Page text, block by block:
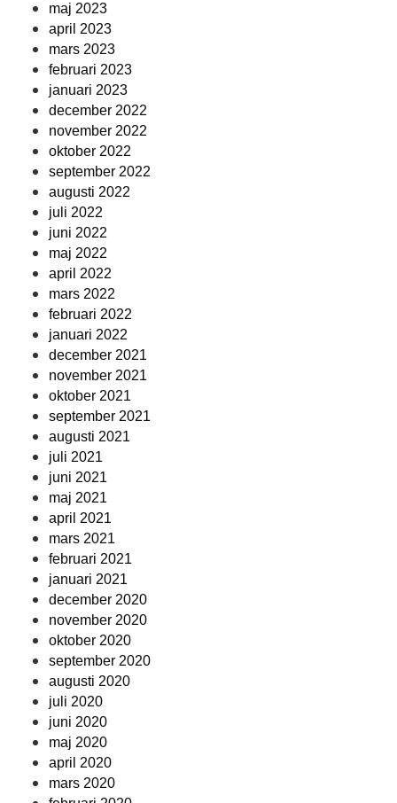
maj 2023
april 2023
mars 2023
februari 2023
januari 2023
december 2022
november 2022
oktober 2022
september 2022
augusti 2022
juli 2022
juni 2022
maj 2022
april 2022
mars 2022
februari 2022
januari 2022
december 2021
november 2021
oktober 2021
september 2021
augusti 2021
juli 2021
juni 2021
maj 2021
april 2021
mars 2021
februari 2021
januari 2021
december 2020
november 2020
oktober 2020
september 2020
augusti 2020
juli 2020
juni 2020
maj 2020
april 2020
mars 2020